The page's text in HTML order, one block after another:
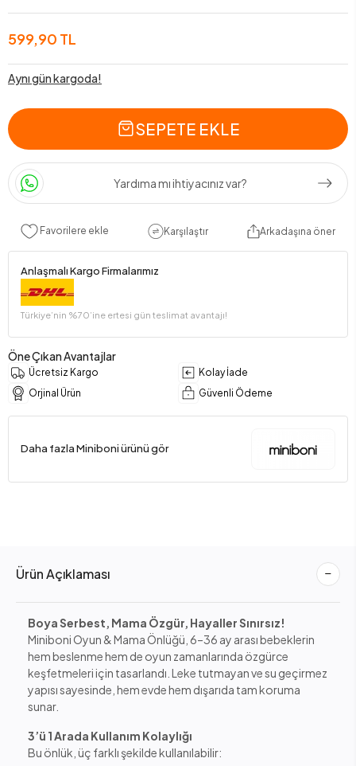
599,90 TL
Aynı gün kargoda!
SEPETE EKLE
Yardıma mı ihtiyacınız var?
Favorilere ekle Karşılaştır Arkadaşına öner
Anlaşmalı Kargo Firmalarımız
Türkiye’nin %70’ine ertesi gün teslimat avantajı!
Öne Çıkan Avantajlar
Ücretsiz Kargo
Kolay İade
Orjinal Ürün
Güvenli Ödeme
Daha fazla Miniboni ürünü gör
Ürün Açıklaması
Boya Serbest, Mama Özgür, Hayaller Sınırsız!
Miniboni Oyun & Mama Önlüğü, 6–36 ay arası bebeklerin
hem beslenme hem de oyun zamanlarında özgürce
keşfetmeleri için tasarlandı. Leke tutmayan ve su geçirmez
yapısı sayesinde, hem evde hem dışarıda tam koruma
sunar.
3’ü 1 Arada Kullanım Kolaylığı
Bu önlük, üç farklı şekilde kullanılabilir: